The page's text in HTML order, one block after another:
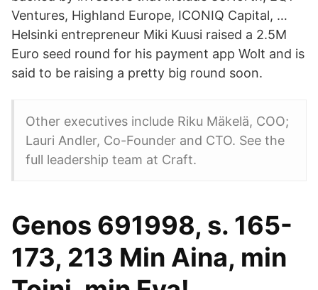
Ventures, Highland Europe, ICONIQ Capital, …
Helsinki entrepreneur Miki Kuusi raised a 2.5M
Euro seed round for his payment app Wolt and is
said to be raising a pretty big round soon.
Other executives include Riku Mäkelä, COO;
Lauri Andler, Co-Founder and CTO. See the
full leadership team at Craft.
Genos 691998, s. 165-
173, 213 Min Aina, min